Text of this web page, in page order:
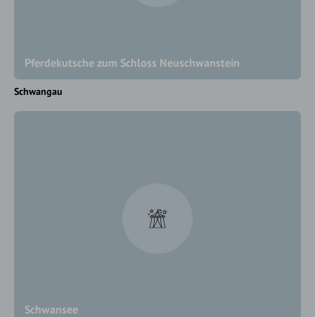
Pferdekutsche zum Schloss Neuschwanstein
Schwangau
Schwansee